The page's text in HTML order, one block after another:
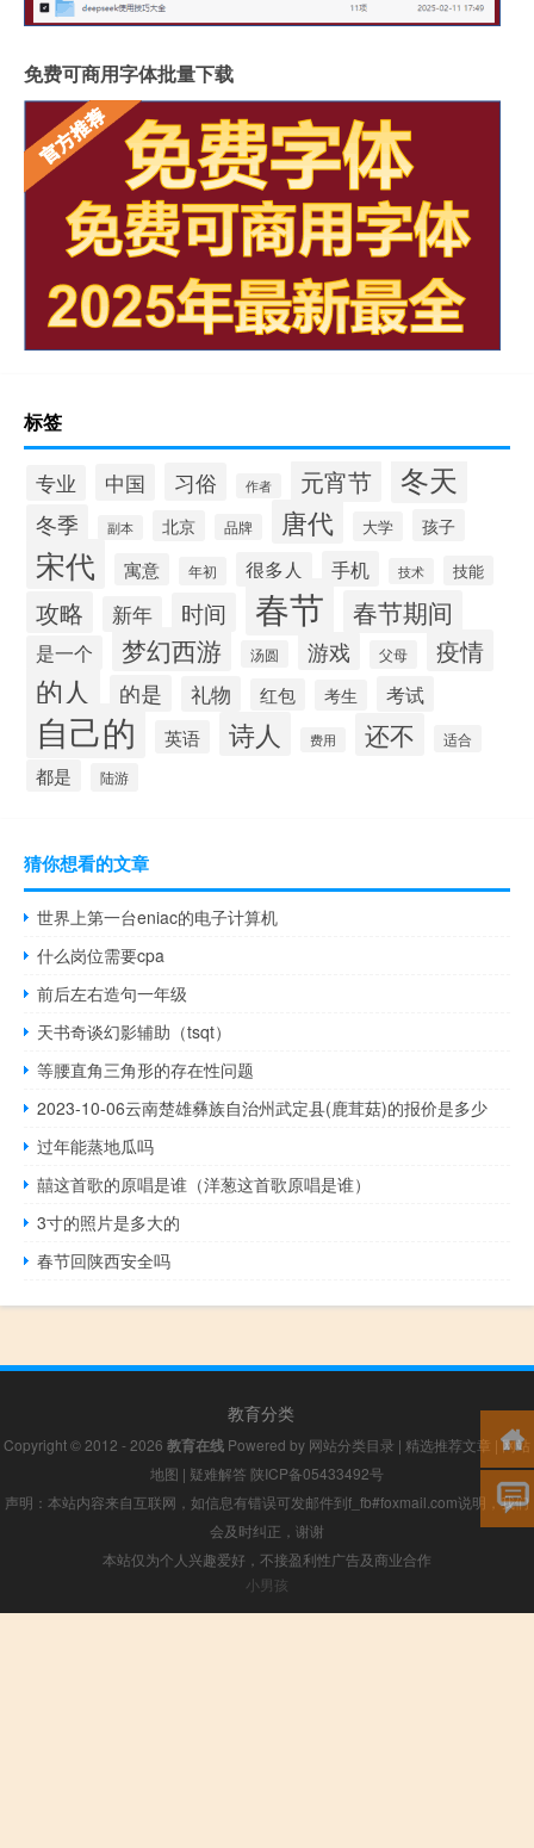
免费可商用字体批量下载
标签
专业 中国 习俗 作者 元宵节 冬天
冬季 副本 北京 品牌 唐代 大学 孩子
宋代 寓意 年初 很多人 手机 技术 技能
攻略 新年 时间 春节 春节期间
是一个 梦幻西游 汤圆 游戏 父母 疫情
的人 的是 礼物 红包 考生 考试
自己的 英语 诗人 费用 还不 适合
都是 陆游
猜你想看的文章
世界上第一台eniac的电子计算机
什么岗位需要cpa
前后左右造句一年级
天书奇谈幻影辅助（tsqt）
等腰直角三角形的存在性问题
2023-10-06云南楚雄彝族自治州武定县(鹿茸菇)的报价是多少
过年能蒸地瓜吗
囍这首歌的原唱是谁（洋葱这首歌原唱是谁）
3寸的照片是多大的
春节回陕西安全吗
教育分类
Copyright © 2012 - 2026 教育在线 Powered by 网站分类目录 | 精选推荐文章 |网站
地图 | 疑难解答 陕ICP备05433492号
声明：本站内容来自互联网，如信息有错误可发邮件到f_fb#foxmail.com说明，我们
会及时纠正，谢谢
本站仅为个人兴趣爱好，不接盈利性广告及商业合作
小男孩